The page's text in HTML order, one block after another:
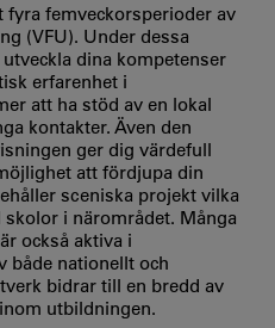
femveckorsperioder av
(VFU). Under dessa
dina kompetenser
erfarenhet i
att ha stöd av en lokal
kontakter. Även den
ger dig värdefull
att fördjupa din
sceniska projekt vilka
i närområdet. Många
också aktiva i
både nationellt och
bidrar till en bredd av
utbildningen.